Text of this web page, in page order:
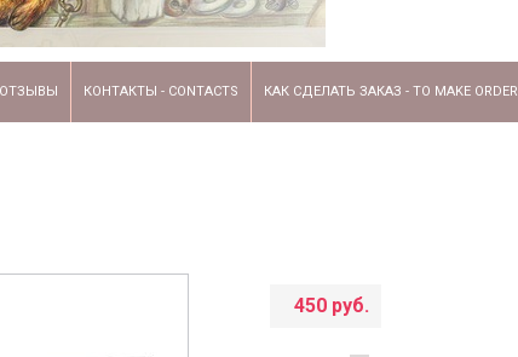
ОТЗЫВЫ КОНТАКТЫ - CONTACTS КАК СДЕЛАТЬ ЗАКАЗ - TO MAKE ORDER
450 руб.